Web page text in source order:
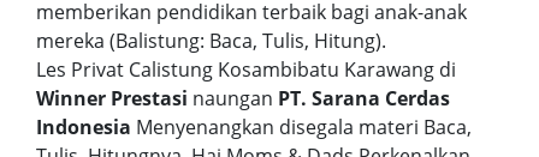
memberikan pendidikan terbaik bagi anak-anak
mereka (Balistung: Baca, Tulis, Hitung).
Les Privat Calistung Kosambibatu Karawang di
Winner Prestasi naungan PT. Sarana Cerdas
Indonesia Menyenangkan disegala materi Baca,